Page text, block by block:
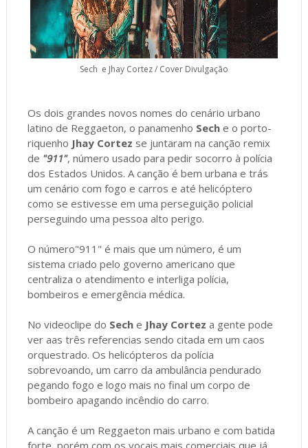
Sech e Jhay Cortez / Cover Divulgação
Os dois grandes novos nomes do cenário urbano
latino de Reggaeton, o panamenho Seche o porto-
riquenho Jhay Cortez se juntaram na canção remix
de "911", número usado para pedir socorro à polícia
dos Estados Unidos. A canção é bem urbana e trás
um cenário com fogo e carros e até helicóptero
como se estivesse em uma perseguição policial
perseguindo uma pessoa alto perigo.
O número"911" é mais que um número, é um
sistema criado pelo governo americano que
centraliza o atendimento e interliga polícia,
bombeiros e emergência médica.
No videoclipe do Seche Jhay Cortez a gente pode
ver aas três referencias sendo citada em um caos
orquestrado. Os helicópteros da polícia
sobrevoando, um carro da ambulância pendurado
pegando fogo e logo mais no final um corpo de
bombeiro apagando incêndio do carro.
A canção é um Reggaeton mais urbano e com batida
forte, porém com os vocais mais comerciais que já